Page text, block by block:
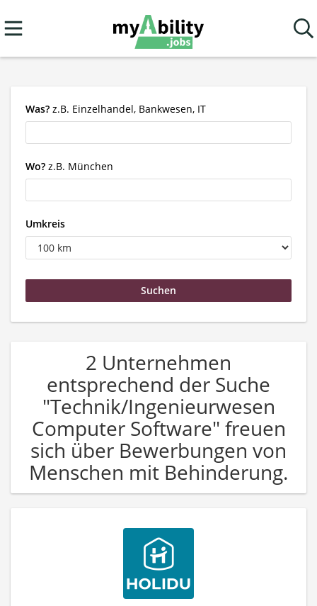
Was? z.B. Einzelhandel, Bankwesen, IT
Wo? z.B. München
Umkreis
2 Unternehmen
entsprechend der Suche
"Technik/Ingenieurwesen
Computer Software" freuen
sich über Bewerbungen von
Menschen mit Behinderung.